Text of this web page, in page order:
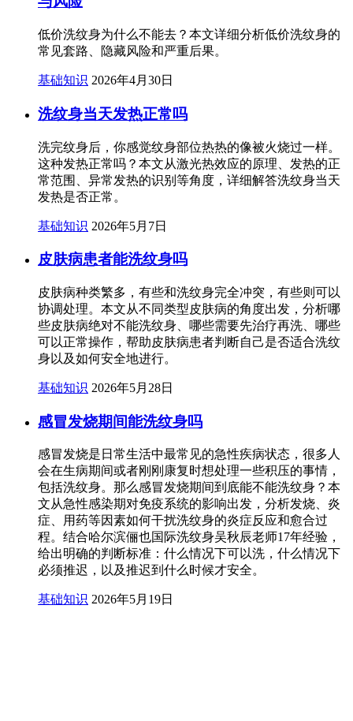
低价洗纹身为什么不能去？本文详细分析低价洗纹身的
常见套路、隐藏风险和严重后果。
基础知识 2026年4月30日
洗纹身当天发热正常吗
洗完纹身后，你感觉纹身部位热热的像被火烧过一样。
这种发热正常吗？本文从激光热效应的原理、发热的正
常范围、异常发热的识别等角度，详细解答洗纹身当天
发热是否正常。
基础知识 2026年5月7日
皮肤病患者能洗纹身吗
皮肤病种类繁多，有些和洗纹身完全冲突，有些则可以
协调处理。本文从不同类型皮肤病的角度出发，分析哪
些皮肤病绝对不能洗纹身、哪些需要先治疗再洗、哪些
可以正常操作，帮助皮肤病患者判断自己是否适合洗纹
身以及如何安全地进行。
基础知识 2026年5月28日
感冒发烧期间能洗纹身吗
感冒发烧是日常生活中最常见的急性疾病状态，很多人
会在生病期间或者刚刚康复时想处理一些积压的事情，
包括洗纹身。那么感冒发烧期间到底能不能洗纹身？本
文从急性感染期对免疫系统的影响出发，分析发烧、炎
症、用药等因素如何干扰洗纹身的炎症反应和愈合过
程。结合哈尔滨俪也国际洗纹身吴秋辰老师17年经验，
给出明确的判断标准：什么情况下可以洗，什么情况下
必须推迟，以及推迟到什么时候才安全。
基础知识 2026年5月19日